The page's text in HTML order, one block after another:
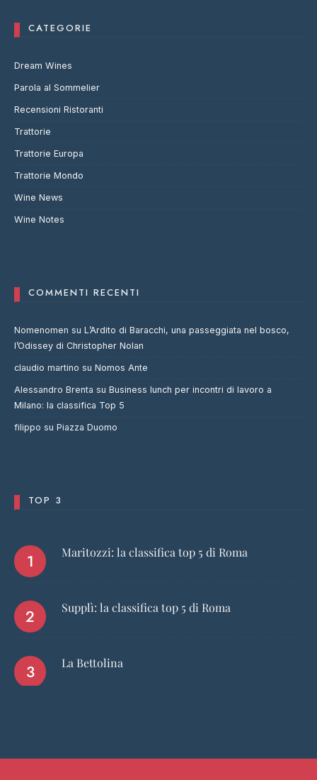
CATEGORIE
Dream Wines
Parola al Sommelier
Recensioni Ristoranti
Trattorie
Trattorie Europa
Trattorie Mondo
Wine News
Wine Notes
COMMENTI RECENTI
Nomenomen su L’Ardito di Baracchi, una passeggiata nel bosco,
l’Odissey di Christopher Nolan
claudio martino su Nomos Ante
Alessandro Brenta su Business lunch per incontri di lavoro a
Milano: la classifica Top 5
filippo su Piazza Duomo
TOP 3
Maritozzi: la classifica top 5 di Roma
Supplì: la classifica top 5 di Roma
La Bettolina